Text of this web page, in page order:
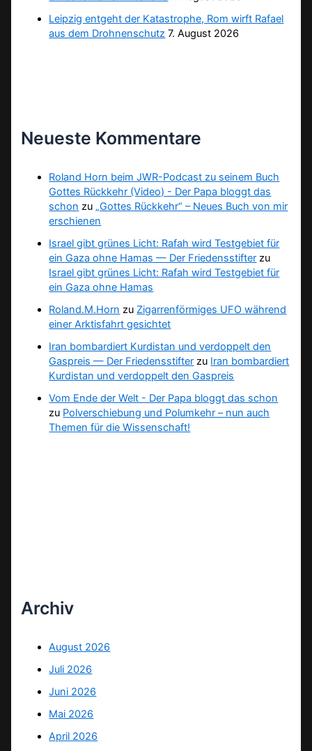
Leipzig entgeht der Katastrophe, Rom wirft Rafael
aus dem Drohnenschutz 7. August 2026
Neueste Kommentare
Roland Horn beim JWR-Podcast zu seinem Buch
Gottes Rückkehr (Video) - Der Papa bloggt das
schon zu „Gottes Rückkehr“ – Neues Buch von mir
erschienen
Israel gibt grünes Licht: Rafah wird Testgebiet für
ein Gaza ohne Hamas — Der Friedensstifter zu
Israel gibt grünes Licht: Rafah wird Testgebiet für
ein Gaza ohne Hamas
Roland.M.Horn zu Zigarrenförmiges UFO während
einer Arktisfahrt gesichtet
Iran bombardiert Kurdistan und verdoppelt den
Gaspreis — Der Friedensstifter zu Iran bombardiert
Kurdistan und verdoppelt den Gaspreis
Vom Ende der Welt - Der Papa bloggt das schon
zu Polverschiebung und Polumkehr – nun auch
Themen für die Wissenschaft!
Archiv
August 2026
Juli 2026
Juni 2026
Mai 2026
April 2026